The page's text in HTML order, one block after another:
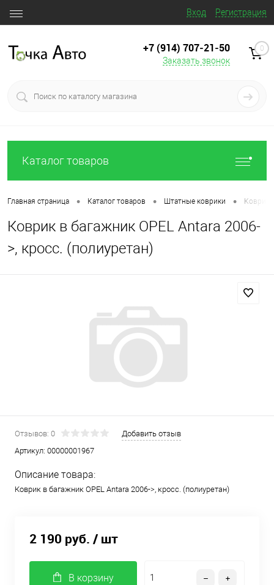
Вход Регистрация
+7 (914) 707‒21‒50
Заказать звонок
0
Каталог товаров
Главная страница • Каталог товаров • Штатные коврики • Коврик
Коврик в багажник OPEL Antara 2006-
>, кросс. (полиуретан)
Отзывов: 0
Добавить отзыв
Артикул: 00000001967
Описание товара:
Коврик в багажник OPEL Antara 2006->, кросс. (полиуретан)
2 190 руб. / шт
В корзину